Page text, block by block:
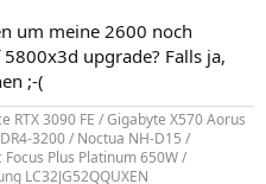
um meine 2600 noch
upgrade? Falls ja,
;-(
RTX 3090 FE / Gigabyte X570 Aorus
3200 / Noctua NH-D15 /
Focus Plus Platinum 650W /
LC32JG52QQUXEN